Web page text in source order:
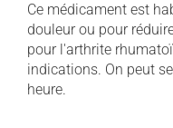
Ce médicament est
douleur ou pour
pour l'arthrite
indications. On peut
heure.